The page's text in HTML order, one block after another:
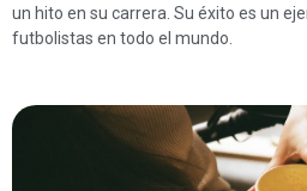
un hito en su carrera. Su éxito es un
futbolistas en todo el mundo.